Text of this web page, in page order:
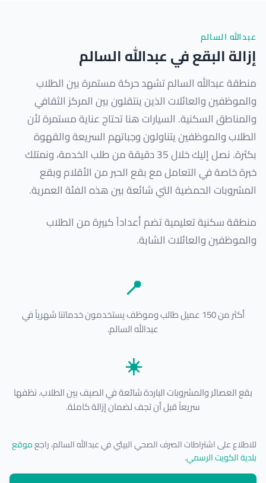
عبدالله السالم
إزالة البقع في عبدالله السالم
منطقة عبدالله السالم تشهد حركة مستمرة بين الطلاب
والموظفين والعائلات الذين ينتقلون بين المركز الثقافي
والمناطق السكنية. السيارات هنا تحتاج عناية مستمرة لأن
الطلاب والموظفين يتناولون وجباتهم السريعة والقهوة
بكثرة. نصل إليك خلال 35 دقيقة من طلب الخدمة، ونمتلك
خبرة خاصة في التعامل مع بقع الحبر من الأقلام وبقع
المشروبات الحمضية التي شائعة بين هذه الفئة العمرية.
منطقة سكنية تعليمية تضم أعداداً كبيرة من الطلاب
والموظفين والعائلات الشابة.
📍
أكثر من 150 عميل طالب وموظف يستخدمون خدماتنا شهرياً في
عبدالله السالم.
☀️
بقع العصائر والمشروبات الباردة شائعة في الصيف بين الطلاب. نظفها
سريعاً قبل أن تجف لضمان إزالة كاملة.
للاطلاع على اشتراطات الصرف الصحي البيئي في عبدالله السالم، راجعموقع
بلدية الكويت الرسمي.